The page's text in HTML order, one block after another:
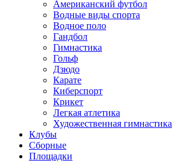
Американский футбол
Водные виды спорта
Водное поло
Гандбол
Гимнастика
Гольф
Дзюдо
Карате
Киберспорт
Крикет
Легкая атлетика
Художественная гимнастика
Клубы
Сборные
Площадки